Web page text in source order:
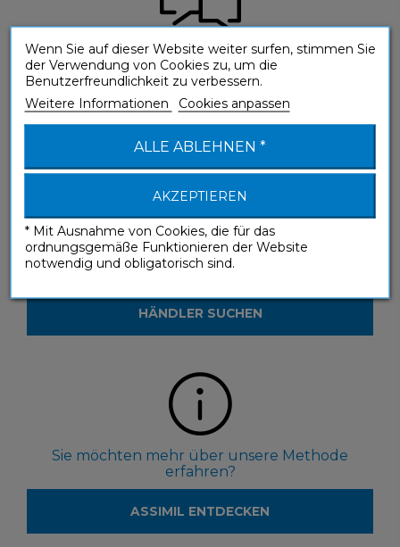
Sie haben eine Frage zu einem unserer
Produkte?
KONTAKTIEREN SIE UNS
Sie möchten unsere Produkte in einem
Geschäft sehen?
HÄNDLER SUCHEN
Sie möchten mehr über unsere Methode
erfahren?
ASSIMIL ENTDECKEN
Wenn Sie auf dieser Website weiter surfen, stimmen Sie
der Verwendung von Cookies zu, um die
Benutzerfreundlichkeit zu verbessern.
Weitere Informationen
Cookies anpassen
ALLE ABLEHNEN *
AKZEPTIEREN
* Mit Ausnahme von Cookies, die für das
ordnungsgemäße Funktionieren der Website
notwendig und obligatorisch sind.